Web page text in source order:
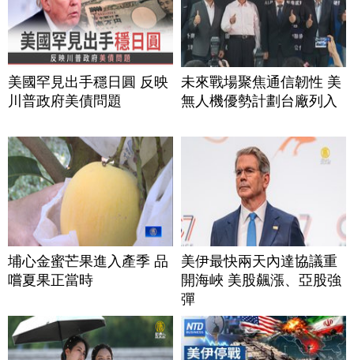
美國罕見出手穩日圓 反映
川普政府美債問題
未來戰場聚焦通信韌性 美
無人機優勢計劃台廠列入
埔心金蜜芒果進入產季 品
嚐夏果正當時
美伊最快兩天內達協議重
開海峽 美股飆漲、亞股強
彈